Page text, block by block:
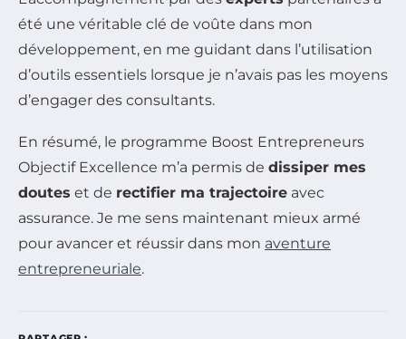
été une véritable clé de voûte dans mon
développement, en me guidant dans l’utilisation
d’outils essentiels lorsque je n’avais pas les moyens
d’engager des consultants.
En résumé, le programme Boost Entrepreneurs
Objectif Excellence m’a permis de dissiper mes
doutes et de rectifier ma trajectoire avec
assurance. Je me sens maintenant mieux armé
pour avancer et réussir dans mon aventure
entrepreneuriale.